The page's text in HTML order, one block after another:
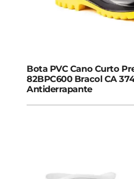
Bota PVC Cano Curto
82BPC600 Bracol CA
Antiderrapante